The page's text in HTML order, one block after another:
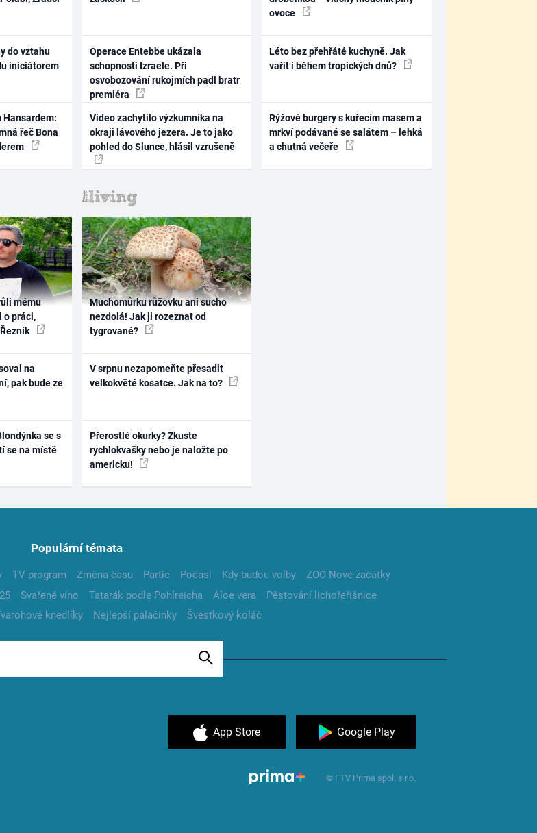
do vztahu
iniciátorem
Hansardem:
řeč Bona
Operace Entebbe ukázala
schopnosti Izraele. Při
osvobozování rukojmích padl bratr
premiéra
Video zachytilo výzkumníka na
okraji lávového jezera. Je to jako
pohled do Slunce, hlásil vzrušeně
ovoce
Léto bez přehřáté kuchyně. Jak
vařit i během tropických dnů?
Rýžové burgery s kuřecím masem a
mrkví podávané se salátem – lehká
a chutná večeře
mému
o práci,
na
pak bude ze
se s
se na místě
Muchomůrku růžovku ani sucho
nezdolá! Jak ji rozeznat od
tygrované?
V srpnu nezapomeňte přesadit
velkokvěté kosatce. Jak na to?
Přerostlé okurky? Zkuste
rychlokvašky nebo je naložte po
americku!
Populární témata
TV program Změna času Partie Počasí Kdy budou volby
ZOO Nové začátky
Svařené víno Tatarák podle Pohlreicha Aloe vera
Pěstování lichořeřišnice
knedlíky Nejlepší palačinky Švestkový koláč
App Store Google Play
© FTV Prima spol. s r.o.